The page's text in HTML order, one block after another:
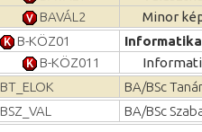
BAVÁL2
Minor
B-KÖZ01
Informatika
B-KÖZ011
BT_ELOK
BA/BSc
BSZ_VAL
BA/BSc